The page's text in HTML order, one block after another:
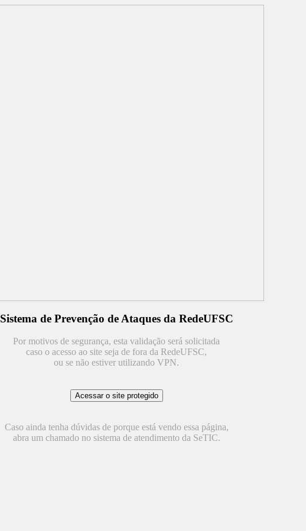
Sistema de Prevenção de Ataques da RedeUFSC
Por motivos de segurança, esta validação será solicitada
caso o acesso ao site seja de fora da RedeUFSC,
ou se não estiver utilizando VPN.
Caso ainda tenha dúvidas de porque está vendo essa página,
abra um chamado no sistema de atendimento da SeTIC.